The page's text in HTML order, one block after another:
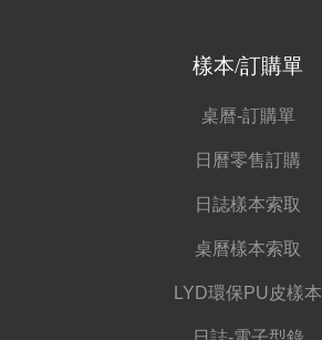
樣本/訂購單
桌曆-訂購單
日曆零售訂購
日誌樣本索取
桌曆樣本索取
LYD環保PU皮樣本